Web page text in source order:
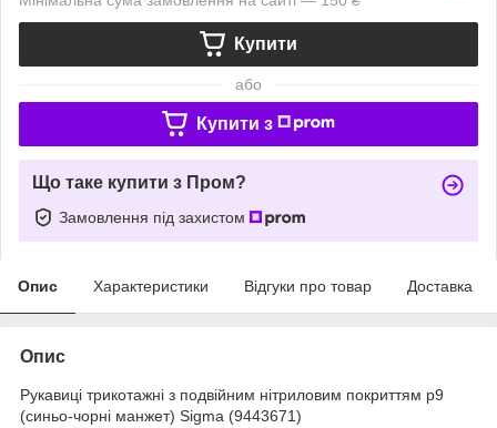
Купити
або
Купити з
Що таке купити з Пром?
Замовлення під захистом
Опис Характеристики Відгуки про товар Доставка
Опис
Рукавиці трикотажні з подвійним нітриловим покриттям р9
(синьо-чорні манжет) Sigma (9443671)